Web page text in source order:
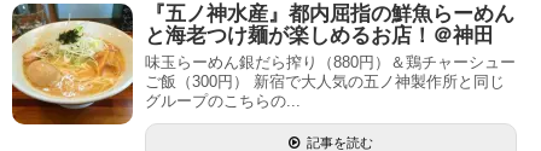
『五ノ神水産』都内屈指の鮮魚らーめん
と海老つけ麺が楽しめるお店！＠神田
味玉らーめん銀だら搾り（880円）＆鶏チャーシュー
ご飯（300円） 新宿で大人気の五ノ神製作所と同じ
グループのこちらの...
記事を読む